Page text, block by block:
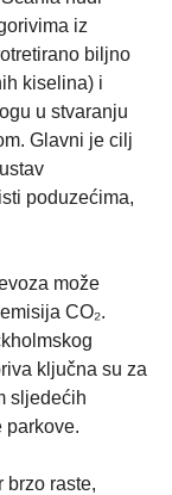
iz
biljno
kiselina) i
u stvaranju
Glavni je cilj
poduzećima,
može
CO₂.
ključna su za
sljedećih
parkove.
brzo raste,